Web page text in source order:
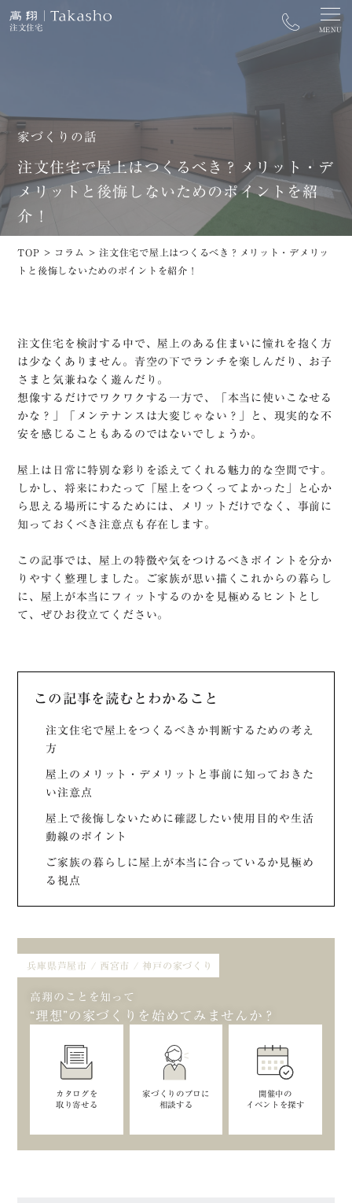
注文住宅 MENU
高翔の家づくり
街なかモデルハウス
土地情報
リフォーム・
リノベーション
スタッフ
企業情報
長期優良住宅
太陽光発電システム
コラム
ニュース
プライバシーポリシー
利用規約
サイトマップ
高翔企業サイト
カタログ資料請求
街なかモデルハウス予約 開催中のイベントを探す
家づくりの話
注文住宅で屋上はつくるべき？メリット・デ
メリットと後悔しないためのポイントを紹
介！
TOP > コラム > 注文住宅で屋上はつくるべき？メリット・デメリッ
トと後悔しないためのポイントを紹介！
注文住宅を検討する中で、屋上のある住まいに憧れを抱く方
は少なくありません。青空の下でランチを楽しんだり、お子
さまと気兼ねなく遊んだり。
想像するだけでワクワクする一方で、「本当に使いこなせる
かな？」「メンテナンスは大変じゃない？」と、現実的な不
安を感じることもあるのではないでしょうか。
屋上は日常に特別な彩りを添えてくれる魅力的な空間です。
しかし、将来にわたって「屋上をつくってよかった」と心か
ら思える場所にするためには、メリットだけでなく、事前に
知っておくべき注意点も存在します。
この記事では、屋上の特徴や気をつけるべきポイントを分か
りやすく整理しました。ご家族が思い描くこれからの暮らし
に、屋上が本当にフィットするのかを見極めるヒントとし
て、ぜひお役立てください。
この記事を読むとわかること
注文住宅で屋上をつくるべきか判断するための考え
方
屋上のメリット・デメリットと事前に知っておきた
い注意点
屋上で後悔しないために確認したい使用目的や生活
動線のポイント
ご家族の暮らしに屋上が本当に合っているか見極め
る視点
兵庫県芦屋市 / 西宮市 / 神戸の家づくり
高翔のことを知って
“理想”の家づくりを始めてみませんか？
カタログを
取り寄せる
家づくりのプロに
相談する
開催中の
イベントを探す